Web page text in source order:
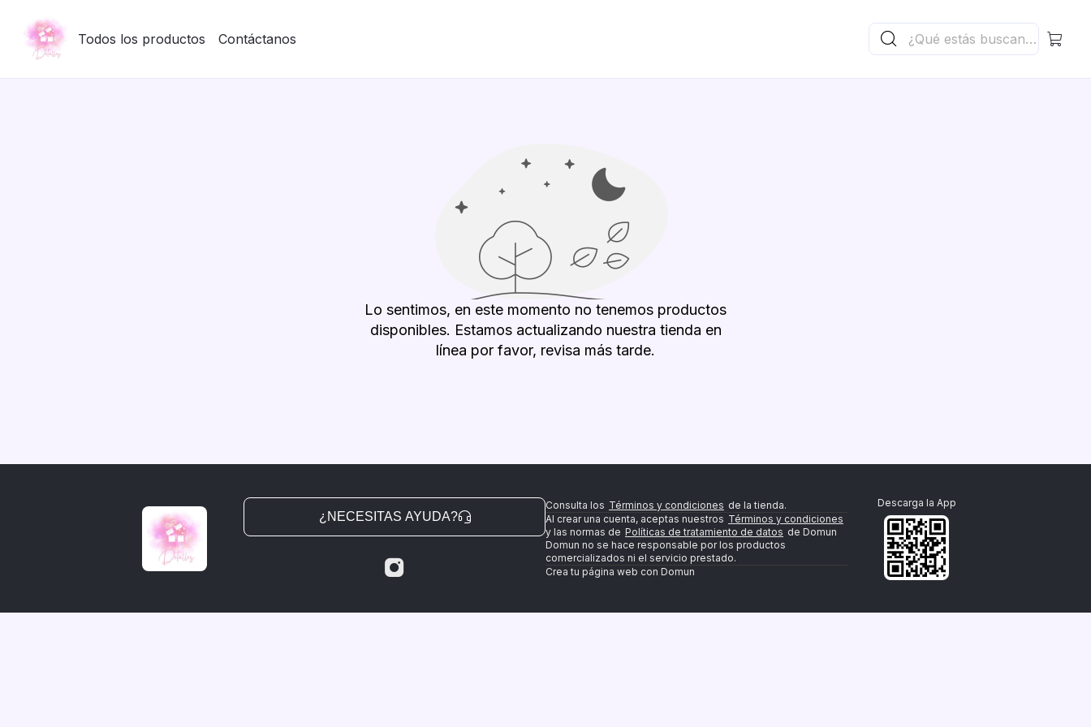
Todos los productos Contáctanos
Lo sentimos, en este momento no tenemos productos
disponibles. Estamos actualizando nuestra tienda en
línea por favor, revisa más tarde.
¿NECESITAS AYUDA?
Consulta los Términos y condiciones de la tienda.
Al crear una cuenta, aceptas nuestros Términos y condiciones
y las normas de Políticas de tratamiento de datos de Domun
Domun no se hace responsable por los productos
comercializados ni el servicio prestado.
Crea tu página web con Domun
Descarga la App